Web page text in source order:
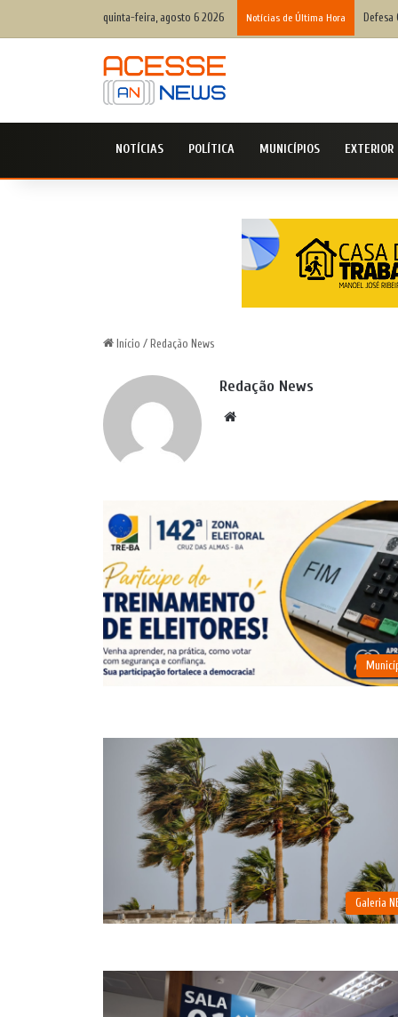
quinta-feira, agosto 6 2026 Notícias de Última Hora
NOTÍCIAS POLÍTICA MUNICÍPIOS EXTERIOR
Início / Redação News
Redação News
Galeria